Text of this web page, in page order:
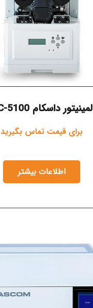
لمینیتور داسکام DC-5100
برای قیمت تماس بگیرید
اطلاعات بیشتر